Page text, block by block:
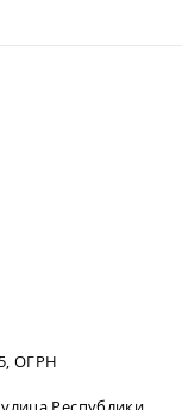
ОГРН